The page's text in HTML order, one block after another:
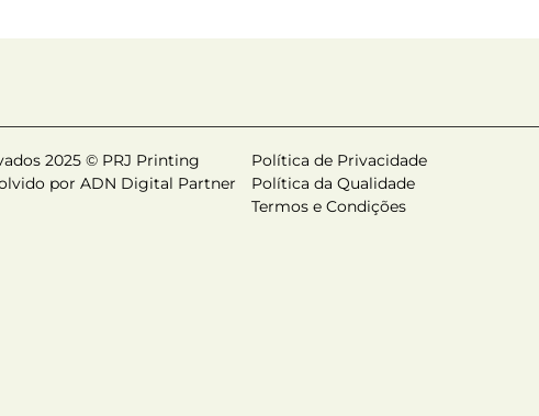
2025 © PRJ Printing
por ADN Digital Partner
Política de Privacidade
Política da Qualidade
Termos e Condições